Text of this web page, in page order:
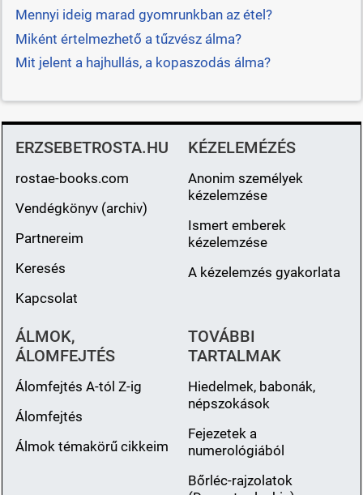
Mennyi ideig marad gyomrunkban az étel?
Miként értelmezhető a tűzvész álma?
Mit jelent a hajhullás, a kopaszodás álma?
ERZSEBETROSTA.HU
rostae-books.com
Vendégkönyv (archiv)
Partnereim
Keresés
Kapcsolat
KÉZELEMÉZÉS
Anonim személyek
kézelemzése
Ismert emberek
kézelemzése
A kézelemzés gyakorlata
ÁLMOK,
ÁLOMFEJTÉS
Álomfejtés A-tól Z-ig
Álomfejtés
Álmok témakörű cikkeim
TOVÁBBI
TARTALMAK
Hiedelmek, babonák,
népszokások
Fejezetek a
numerológiából
Bőrléc-rajzolatok